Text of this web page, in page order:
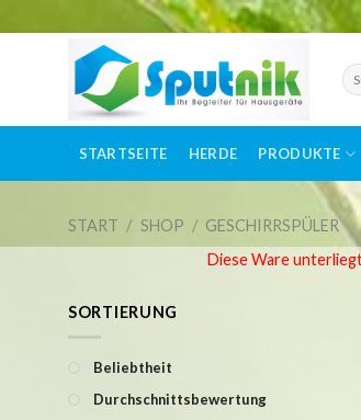
STARTSEITE HERDE PRODUKTE
START / SHOP / GESCHIRRSPÜLER
Diese Ware
SORTIERUNG
Beliebtheit
Durchschnittsbewertung